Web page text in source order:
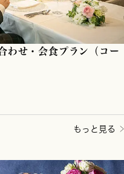
わせ・会食プラン（コー
もっと見る